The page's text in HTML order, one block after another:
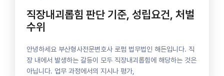
직장내괴롭힘 판단 기준, 성립요건, 처벌
수위
안녕하세요 부산형사전문변호사 로펌 법무법인 해든입니다. 직
장 내에서 발생하는 갈등이 모두 직장내괴롭힘에 해당하는 것은
아닙니다. 업무 과정에서의 지시나 평가,